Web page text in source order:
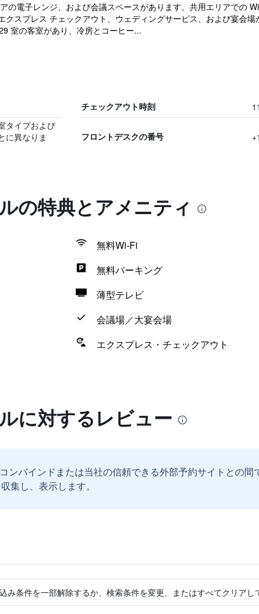
の電子レンジ、および会議スペースがあります。共用エリアでの
スプレス チェックアウト、ウェディングサービス、および宴会
室の客室があり、冷房とコーヒー...
チェックアウト時刻
タイプおよび
に異なりま
フロントデスクの番号
の特典とアメニティ
無料Wi-Fi
無料パーキング
薄型テレビ
会議場／大宴会場
エクスプレス・チェックアウト
に対するレビュー
ンバインドまたは当社の信頼できる外部予約サイトとの間
集し、表示します。
条件を一部解除するか、検索条件を変更、またはすべてクリアし